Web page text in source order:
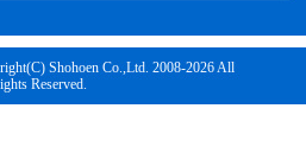
Shohoen Co.,Ltd. 2008-2026 All
Reserved.